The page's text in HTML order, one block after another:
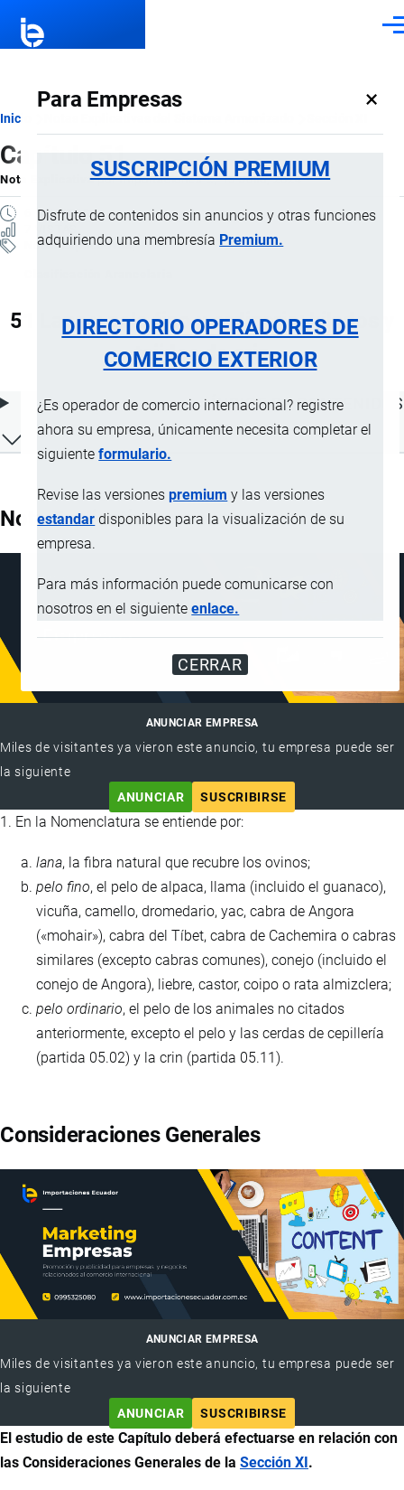
Para Empresas ×
SUSCRIPCIÓN PREMIUM
Disfrute de contenidos sin anuncios y otras funciones
adquiriendo una membresía Premium.
DIRECTORIO OPERADORES DE
COMERCIO EXTERIOR
¿Es operador de comercio internacional? registre
ahora su empresa, únicamente necesita completar el
siguienteformulario.
Revise las versionespremium y las versiones
estandar disponibles para la visualización de su
empresa.
Para más información puede comunicarse con
nosotros en el siguienteenlace.
CERRAR
Ruta
de
navegación
Inicio
Capítulo 51
Nota ExplicativaporImportaciones …, 15 Julio, 2024
6 MINUTOS
Notas Explicativas
51 Lana y pelo fino u ordinario; hilados y
tejidos de crin
ÍNDICE DE CONTENIDOS
Nota Explicativa
ANUNCIAR EMPRESA
Miles de visitantes ya vieron este anuncio, tu empresa puede ser
la siguiente
ANUNCIAR
SUSCRIBIRSE
1. En la Nomenclatura se entiende por:
lana, la fibra natural que recubre los ovinos;
pelo fino, el pelo de alpaca, llama (incluido el guanaco),
vicuña, camello, dromedario, yac, cabra de Angora
(«mohair»), cabra del Tíbet, cabra de Cachemira o cabras
similares (excepto cabras comunes), conejo (incluido el
conejo de Angora), liebre, castor, coipo o rata almizclera;
pelo ordinario, el pelo de los animales no citados
anteriormente, excepto el pelo y las cerdas de cepillería
(partida 05.02) y la crin (partida 05.11).
Consideraciones Generales
ANUNCIAR EMPRESA
Miles de visitantes ya vieron este anuncio, tu empresa puede ser
la siguiente
ANUNCIAR
SUSCRIBIRSE
El estudio de este Capítulo deberá efectuarse en relación con
las Consideraciones Generales de la Sección XI.